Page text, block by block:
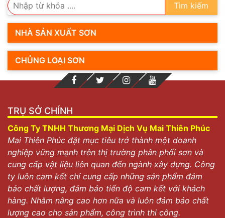
Tìm kiếm
NHÀ SẢN XUẤT SƠN
CHỦNG LOẠI SƠN
TRỤ SỞ CHÍNH
Công Ty TNHH Thương Mại Dịch Vụ Mai Thiên Phúc
Mai Thiên Phúc đặt mục tiêu trở thành một doanh
nghiệp vững mạnh trên thị trường phân phối sơn và
cung cấp vật liệu liên quan đến ngành xây dựng. Công
ty luôn cam kết chỉ cung cấp những sản phẩm đảm
bảo chất lượng, đảm bảo tiến độ cam kết với khách
hàng. Nhằm nâng cao hơn nữa và luôn đảm bảo chất
lượng cao cho sản phẩm, công trình thi công.